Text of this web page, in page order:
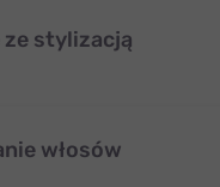
ze stylizacją
włosów